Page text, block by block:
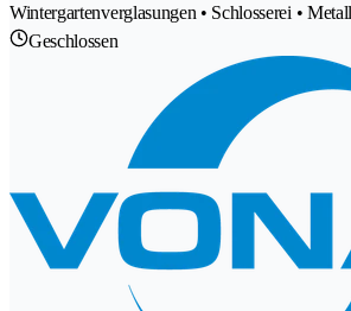
Wintergartenverglasungen • Schlosserei •
Geschlossen